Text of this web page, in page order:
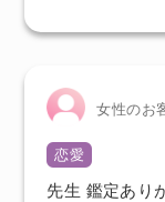
女性のお
恋愛
先生 鑑定あり